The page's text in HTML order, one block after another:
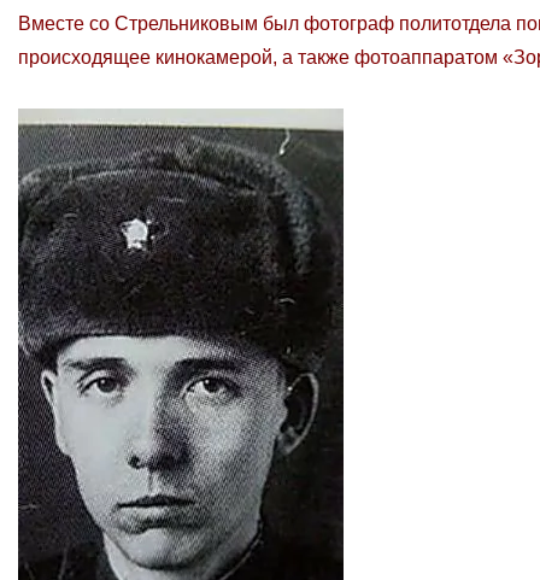
Вместе со Стрельниковым был фотограф политотдела
происходящее кинокамерой, а также фотоаппаратом